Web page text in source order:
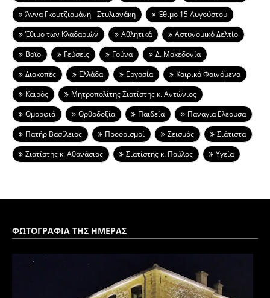
Άννα Γκουτζιαμάνη - Στυλιανάκη
Έθιμο 15 Αυγούστου
Έθιμο των Κλαδαριών
Αθλητικά
Αστυνομικό Δελτίο
Βοϊο
Γεύσεις Γούνα
Δ. Μακεδονία
Διακοπές
Ελλάδα Εργασία
Καιρικά Φαινόμενα
Καιρός
Μητροπολίτης Σιατίστης κ. Αντώνιος
Ομορφιά
Ορθοδοξία Παιδεία
Παναγια Ελεουσα
Πατήρ Βασίλειος
Προορισμοί Σεισμός
Σιάτιστα
Σιατίστης κ. Αθανάσιος
Σιατίστης κ. Παύλος Υγεία
ΦΩΤΟΓΡΑΦΙΑ ΤΗΣ ΗΜΕΡΑΣ